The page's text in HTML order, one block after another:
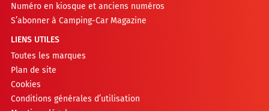
Numéro en kiosque et anciens numéros
S’abonner à Camping-Car Magazine
LIENS UTILES
Toutes les marques
Plan de site
Cookies
Conditions générales d’utilisation